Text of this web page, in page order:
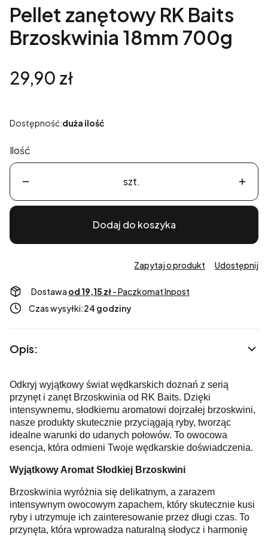
Pellet zanętowy RK Baits
Brzoskwinia 18mm 700g
Cena
29,90 zł
Dostępność:duża ilość
Ilość
szt.
Dodaj do koszyka
Zapytaj o produkt Udostępnij
Dostawa od 19,15 zł- Paczkomat Inpost
Czas wysyłki:24 godziny
Opis:
Odkryj wyjątkowy świat wędkarskich doznań z serią
przynęt i zanęt Brzoskwinia od RK Baits. Dzięki
intensywnemu, słodkiemu aromatowi dojrzałej brzoskwini,
nasze produkty skutecznie przyciągają ryby, tworząc
idealne warunki do udanych połowów. To owocowa
esencja, która odmieni Twoje wędkarskie doświadczenia.
Wyjątkowy Aromat Słodkiej Brzoskwini
Brzoskwinia wyróżnia się delikatnym, a zarazem
intensywnym owocowym zapachem, który skutecznie kusi
ryby i utrzymuje ich zainteresowanie przez długi czas. To
przynęta, która wprowadza naturalną słodycz i harmonię